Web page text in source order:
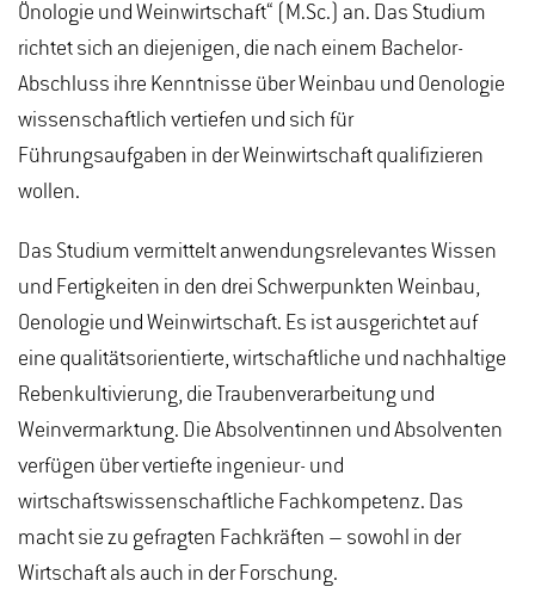
Önologie und Weinwirtschaft“ (M.Sc.) an. Das Studium
richtet sich an diejenigen, die nach einem Bachelor-
Abschluss ihre Kenntnisse über Weinbau und Oenologie
wissenschaftlich vertiefen und sich für
Führungsaufgaben in der Weinwirtschaft qualifizieren
wollen.
Das Studium vermittelt anwendungsrelevantes Wissen
und Fertigkeiten in den drei Schwerpunkten Weinbau,
Oenologie und Weinwirtschaft. Es ist ausgerichtet auf
eine qualitätsorientierte, wirtschaftliche und nachhaltige
Rebenkultivierung, die Traubenverarbeitung und
Weinvermarktung. Die Absolventinnen und Absolventen
verfügen über vertiefte ingenieur- und
wirtschaftswissenschaftliche Fachkompetenz. Das
macht sie zu gefragten Fachkräften – sowohl in der
Wirtschaft als auch in der Forschung.